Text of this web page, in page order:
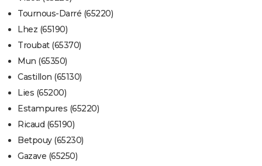
Tournous-Darré (65220)
Lhez (65190)
Troubat (65370)
Mun (65350)
Castillon (65130)
Lies (65200)
Estampures (65220)
Ricaud (65190)
Betpouy (65230)
Gazave (65250)